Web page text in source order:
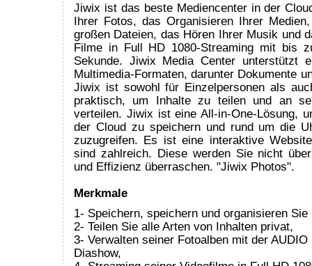
Jiwix ist das beste Mediencenter in der
Ihrer Fotos, das Organisieren Ihrer
großen Dateien, das Hören Ihrer Musik und
Filme in Full HD 1080-Streaming mit bis
Sekunde. Jiwix Media Center unterstützt
Multimedia-Formaten, darunter Dokumente
Jiwix ist sowohl für Einzelpersonen als
praktisch, um Inhalte zu teilen und an
verteilen. Jiwix ist eine All-in-One-Lösung,
der Cloud zu speichern und rund um die
zuzugreifen. Es ist eine interaktive
sind zahlreich. Diese werden Sie nicht
und Effizienz überraschen. "Jiwix Photos".
Merkmale
1- Speichern, speichern und organisieren Sie
2- Teilen Sie alle Arten von Inhalten privat,
3- Verwalten seiner Fotoalben mit der AUDIO
Diashow,